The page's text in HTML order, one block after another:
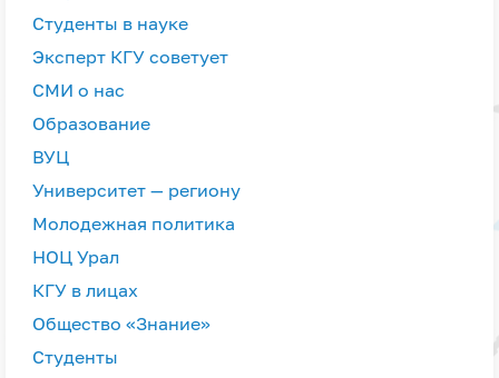
Студенты в науке
Эксперт КГУ советует
СМИ о нас
Образование
ВУЦ
Университет — региону
Молодежная политика
НОЦ Урал
КГУ в лицах
Общество «Знание»
Студенты